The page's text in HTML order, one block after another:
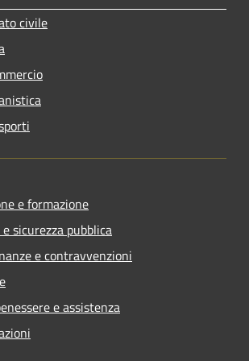
civile
e formazione
sicurezza pubblica
e contravvenzioni
e assistenza